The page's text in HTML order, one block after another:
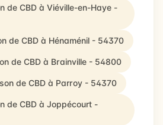
de CBD à Viéville-en-Haye -
de CBD à Hénaménil - 54370
de CBD à Brainville - 54800
de CBD à Parroy - 54370
de CBD à Joppécourt -